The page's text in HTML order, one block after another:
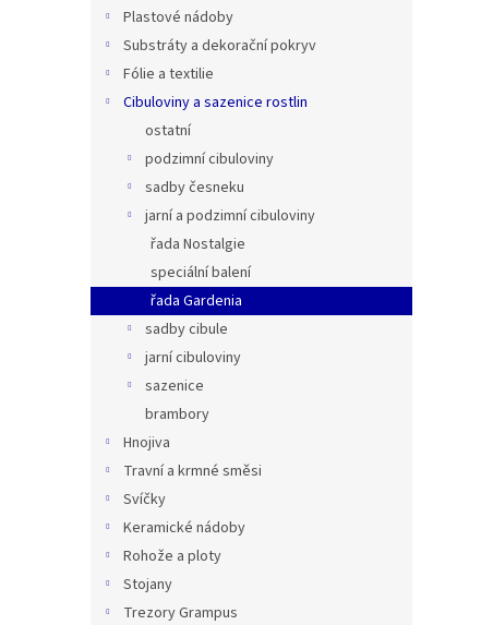
Plastové nádoby
Substráty a dekorační pokryv
Fólie a textilie
Cibuloviny a sazenice rostlin
ostatní
podzimní cibuloviny
sadby česneku
jarní a podzimní cibuloviny
řada Nostalgie
speciální balení
řada Gardenia
sadby cibule
jarní cibuloviny
sazenice
brambory
Hnojiva
Travní a krmné směsi
Svíčky
Keramické nádoby
Rohože a ploty
Stojany
Trezory Grampus